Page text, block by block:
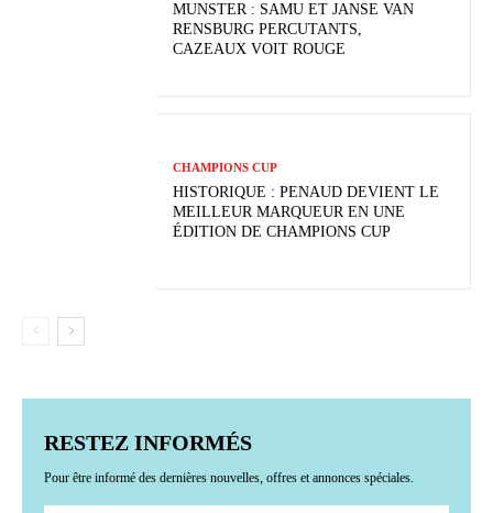
MUNSTER : SAMU ET JANSE VAN
RENSBURG PERCUTANTS,
CAZEAUX VOIT ROUGE
CHAMPIONS CUP
HISTORIQUE : PENAUD DEVIENT LE
MEILLEUR MARQUEUR EN UNE
ÉDITION DE CHAMPIONS CUP
RESTEZ INFORMÉS
Pour être informé des dernières nouvelles, offres et annonces spéciales.